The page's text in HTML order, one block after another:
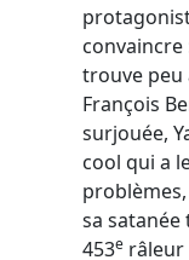
convaincre
trouve peu
François
surjouée,
cool qui a
sa satanée
453e râleur